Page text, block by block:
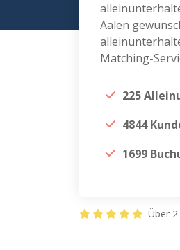
Aalen
Matching-
225
4844
1699
Über